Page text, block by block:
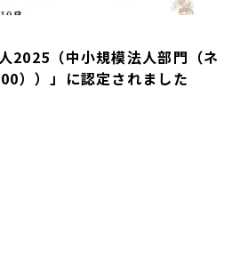
2025（中小規模法人部門（ネ
））」に認定されました